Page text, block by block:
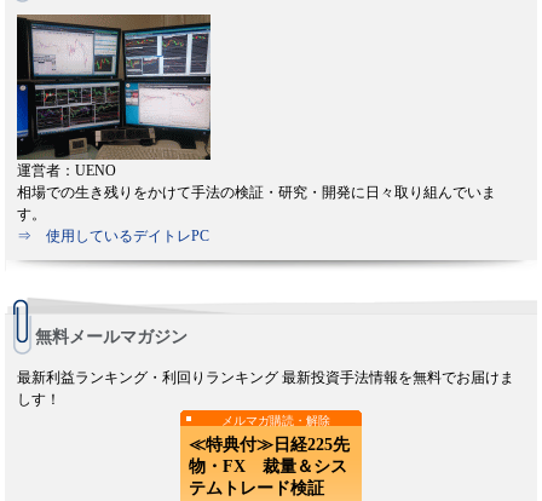
運営者：UENO
相場での生き残りをかけて手法の検証・研究・開発に日々取り組んでいま
す。
⇒ 使用しているデイトレPC
無料メールマガジン
最新利益ランキング・利回りランキング 最新投資手法情報を無料でお届けま
しす！
メルマガ購読・解除
≪特典付≫日経225先
物・FX 裁量＆シス
テムトレード検証